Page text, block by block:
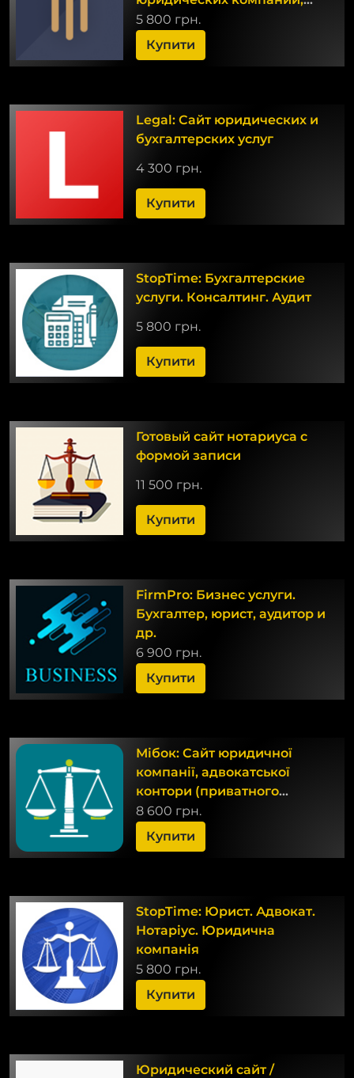
юристов и адвокатов.
5 800 грн.
Купити
Legal: Сайт юридических и
бухгалтерских услуг
4 300 грн.
Купити
StopTime: Бухгалтерские
услуги. Консалтинг. Аудит
5 800 грн.
Купити
Готовый сайт нотариуса с
формой записи
11 500 грн.
Купити
FirmPro: Бизнес услуги.
Бухгалтер, юрист, аудитор и
др.
6 900 грн.
Купити
Мібок: Сайт юридичної
компанії, адвокатської
контори (приватного
юриста, адвоката)
8 600 грн.
Купити
StopTime: Юрист. Адвокат.
Нотаріус. Юридична
компанія
5 800 грн.
Купити
Юридический сайт /